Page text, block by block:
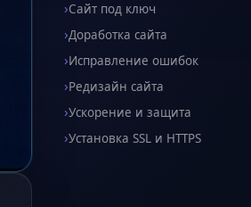
Сайт под ключ
Доработка сайта
Исправление ошибок
Редизайн сайта
Ускорение и защита
Установка SSL и HTTPS